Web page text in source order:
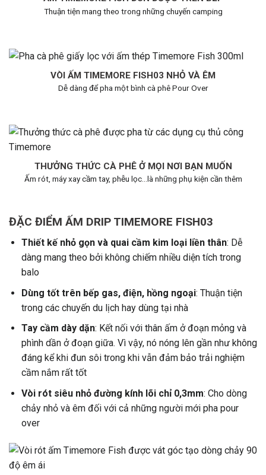
Thuận tiện mang theo trong những chuyến camping
VÒI ẤM TIMEMORE FISH03 NHỎ VÀ ÊM
Dễ dàng để pha một bình cà phê Pour Over
THƯỞNG THỨC CÀ PHÊ Ở MỌI NƠI BẠN MUỐN
Ấm rót, máy xay cầm tay, phễu lọc…là những phụ kiện cần thêm
ĐẶC ĐIỂM ẤM DRIP TIMEMORE FISH03
Thiết kế nhỏ gọn và quai cầm kim loại liền thân: Dễ
dàng mang theo bởi không chiếm nhiều diện tích trong
balo
Dùng tốt trên bếp gas, điện, hồng ngoại: Thuận tiện
trong các chuyến du lịch hay dùng tại nhà
Tay cầm dày dặn: Kết nối với thân ấm ở đoạn mỏng và
phình dần ở đoạn giữa. Vì vậy, nó nóng lên gần như không
đáng kể khi đun sôi trong khi vẫn đảm bảo trải nghiệm
cầm nắm rất tốt
Vòi rót siêu nhỏ đường kính lõi chỉ 0,3mm: Cho dòng
chảy nhỏ và êm đối với cả những người mới pha pour
over